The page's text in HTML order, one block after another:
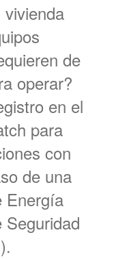
de
operar?
en el
para
con
de una
Energía
Seguridad